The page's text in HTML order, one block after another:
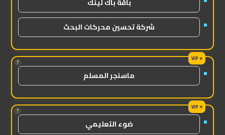
شركة تحسين محركات البحث
!
ماسنجر المسلم
!
ضوء التعليمي